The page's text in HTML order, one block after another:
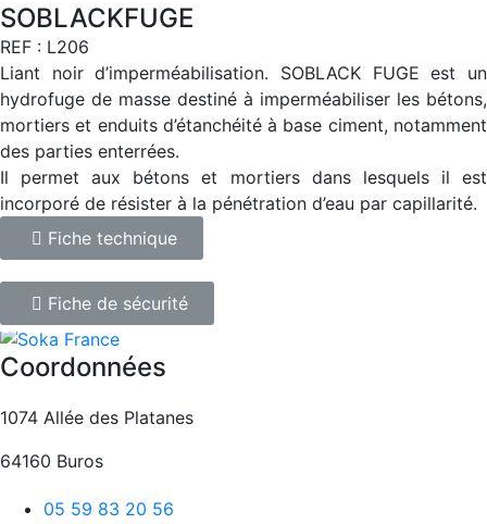
SOBLACKFUGE
REF : L206
Liant noir d’imperméabilisation. SOBLACK FUGE est un
hydrofuge de masse destiné à imperméabiliser les bétons,
mortiers et enduits d’étanchéité à base ciment, notamment
des parties enterrées.
Il permet aux bétons et mortiers dans lesquels il est
incorporé de résister à la pénétration d’eau par capillarité.
Fiche technique
Fiche de sécurité
Coordonnées
1074 Allée des Platanes
64160 Buros
05 59 83 20 56